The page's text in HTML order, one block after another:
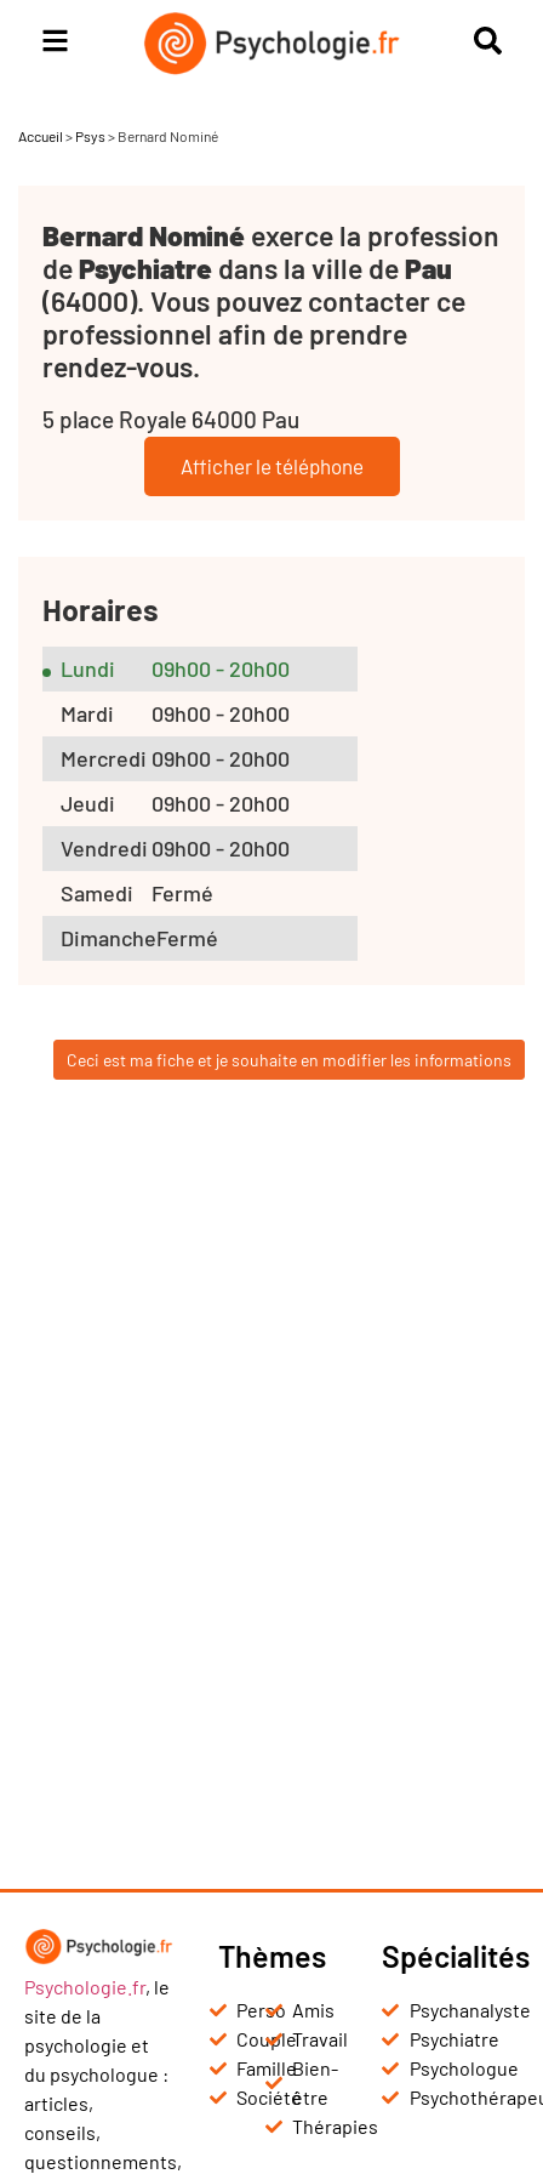
Accueil > Psys > Bernard Nominé
Bernard Nominé exerce la profession
dePsychiatre dans la ville dePau
(64000). Vous pouvez contacter ce
professionnel afin de prendre
rendez-vous.
5 place Royale 64000 Pau
Afficher le téléphone
Horaires
Lundi
09h00 - 20h00
Mardi
09h00 - 20h00
Mercredi 09h00 - 20h00
Jeudi
09h00 - 20h00
Vendredi 09h00 - 20h00
Samedi
Fermé
DimancheFermé
Ceci est ma fiche et je souhaite en modifier les informations
Psychologie.fr, le
site de la
psychologie et
du psychologue :
articles,
conseils,
questionnements,
Thèmes
Perso
Couple
Famille
Société
Amis
Travail
Bien-
être
Thérapies
Spécialités
Psychanalyste
Psychiatre
Psychologue